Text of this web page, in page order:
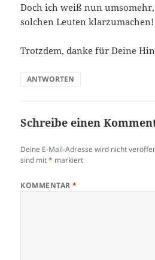
Doch ich weiß nun
solchen Leuten klarzumachen!
Trotzdem, danke für Deine
ANTWORTEN
Schreibe einen
Deine E-Mail-Adresse wird nicht
sind mit* markiert
KOMMENTAR*